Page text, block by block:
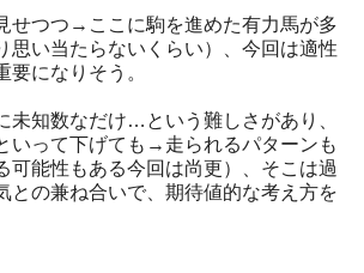
せつつ→ここに駒を進めた有力馬が多
思い当たらないくらい）、今回は適性
要になりそう。
未知数なだけ…という難しさがあり、
いって下げても→走られるパターンも
可能性もある今回は尚更）、そこは過
との兼ね合いで、期待値的な考え方を